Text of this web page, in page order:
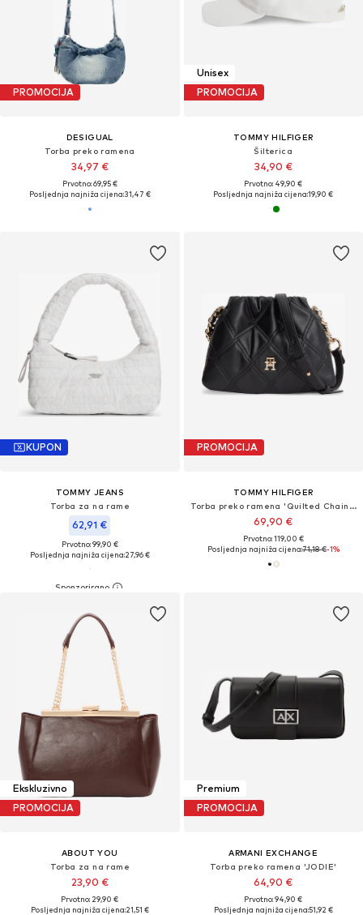
PROMOCIJA
DESIGUAL
Torba preko ramena
34,97 €
Prvotno: 69,95 €
Posljednja najniža cijena:31,47 €
Unisex
PROMOCIJA
TOMMY HILFIGER
Šilterica
34,90 €
Prvotno: 49,90 €
Posljednja najniža cijena:19,90 €
KUPON
TOMMY JEANS
Torba za na rame
62,91 €
Prvotno: 99,90 €
Posljednja najniža cijena:27,96 €
PROMOCIJA
TOMMY HILFIGER
Torba preko ramena 'Quilted Chain TH Monogram'
69,90 €
Prvotno: 119,00 €
Posljednja najniža cijena:71,18 €-1%
Ekskluzivno
PROMOCIJA
ABOUT YOU
Torba za na rame
23,90 €
Prvotno: 29,90 €
Posljednja najniža cijena:21,51 €
Premium
PROMOCIJA
ARMANI EXCHANGE
Torba preko ramena 'JODIE'
64,90 €
Prvotno: 94,90 €
Posljednja najniža cijena:51,92 €